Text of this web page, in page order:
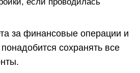
за финансовые операции и
сохранять все